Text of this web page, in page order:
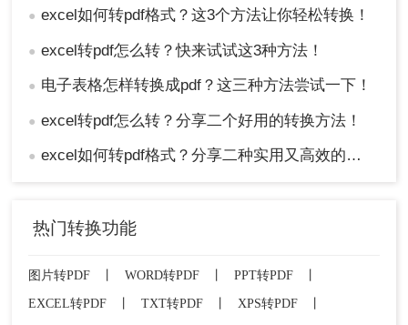
● excel如何转pdf格式？这3个方法让你轻松转换！
● excel转pdf怎么转？快来试试这3种方法！
● 电子表格怎样转换成pdf？这三种方法尝试一下！
● excel转pdf怎么转？分享二个好用的转换方法！
● excel如何转pdf格式？分享二种实用又高效的方法!
热门转换功能
图片转PDF WORD转PDF PPT转PDF
EXCEL转PDF
TXT转PDF XPS转PDF